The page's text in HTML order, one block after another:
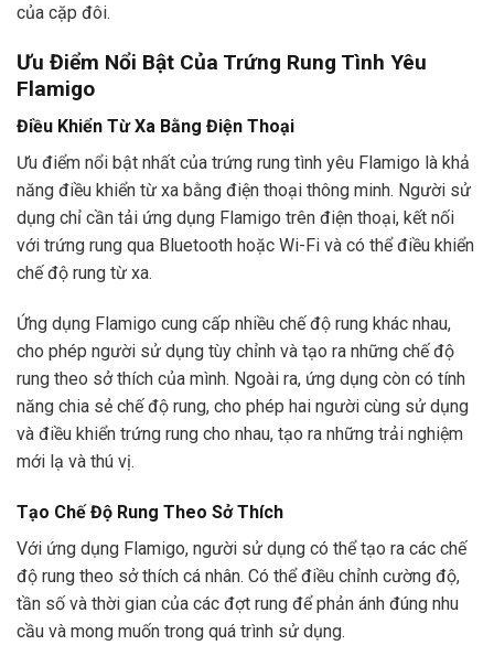
của cặp đôi.
Ưu Điểm Nổi Bật Của Trứng Rung Tình Yêu
Flamigo
Điều Khiển Từ Xa Bằng Điện Thoại
Ưu điểm nổi bật nhất của trứng rung tình yêu Flamigo là khả
năng điều khiển từ xa bằng điện thoại thông minh. Người sử
dụng chỉ cần tải ứng dụng Flamigo trên điện thoại, kết nối
với trứng rung qua Bluetooth hoặc Wi-Fi và có thể điều khiển
chế độ rung từ xa.
Ứng dụng Flamigo cung cấp nhiều chế độ rung khác nhau,
cho phép người sử dụng tùy chỉnh và tạo ra những chế độ
rung theo sở thích của mình. Ngoài ra, ứng dụng còn có tính
năng chia sẻ chế độ rung, cho phép hai người cùng sử dụng
và điều khiển trứng rung cho nhau, tạo ra những trải nghiệm
mới lạ và thú vị.
Tạo Chế Độ Rung Theo Sở Thích
Với ứng dụng Flamigo, người sử dụng có thể tạo ra các chế
độ rung theo sở thích cá nhân. Có thể điều chỉnh cường độ,
tần số và thời gian của các đợt rung để phản ánh đúng nhu
cầu và mong muốn trong quá trình sử dụng.